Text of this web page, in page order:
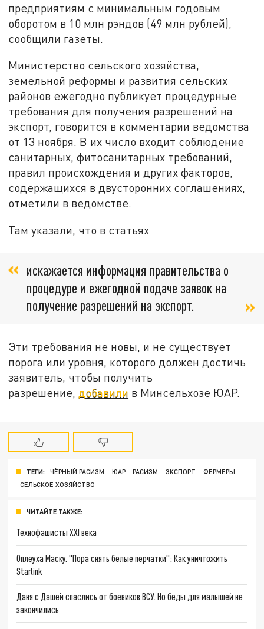
предприятиям с минимальным годовым
оборотом в 10 млн рэндов (49 млн рублей),
сообщили газеты.
Министерство сельского хозяйства,
земельной реформы и развития сельских
районов ежегодно публикует процедурные
требования для получения разрешений на
экспорт, говорится в комментарии ведомства
от 13 ноября. В их число входит соблюдение
санитарных, фитосанитарных требований,
правил происхождения и других факторов,
содержащихся в двусторонних соглашениях,
отметили в ведомстве.
Там указали, что в статьях
искажается информация правительства о
процедуре и ежегодной подаче заявок на
получение разрешений на экспорт.
Эти требования не новы, и не существует
порога или уровня, которого должен достичь
заявитель, чтобы получить
разрешение, добавили в Минсельхозе ЮАР.
ТЕГИ: ЧЁРНЫЙ РАСИЗМ ЮАР РАСИЗМ ЭКСПОРТ
ФЕРМЕРЫ
СЕЛЬСКОЕ ХОЗЯЙСТВО
ЧИТАЙТЕ ТАКЖЕ:
Технофашисты XXI века
Оплеуха Маску. "Пора снять белые перчатки": Как уничтожить
Starlink
Даня с Дашей спаслись от боевиков ВСУ. Но беды для малышей не
закончились